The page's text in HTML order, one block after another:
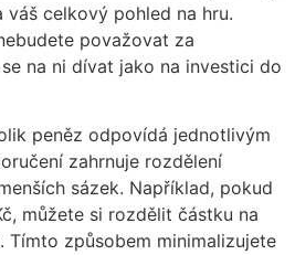
váš celkový pohled na hru.
považovat za
na ni dívat jako na investici do
peněz odpovídá jednotlivým
zahrnuje rozdělení
sázek. Například, pokud
můžete si rozdělit částku na
Tímto způsobem minimalizujete